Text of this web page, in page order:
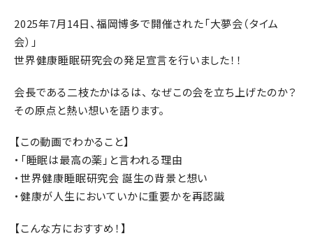
2025年7月14日、福岡博多で開催された「大夢会（タイム
会）」
世界健康睡眠研究会の発足宣言を行いました！！
会長である二枝たかはるは、 なぜこの会を立ち上げたのか？
その原点と熱い想いを語ります。
【この動画でわかること】
・「睡眠は最高の薬」と言われる理由
・世界健康睡眠研究会 誕生の背景と想い
・健康が人生においていかに重要かを再認識
【こんな方におすすめ！】